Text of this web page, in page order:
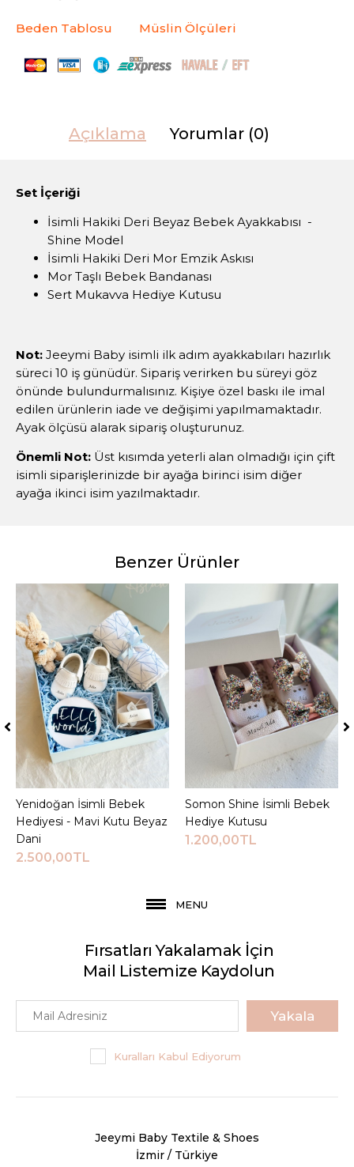
Beden Tablosu Müslin Ölçüleri
Açıklama Yorumlar (0)
Set İçeriği
İsimli Hakiki Deri Beyaz Bebek Ayakkabısı -
Shine Model
İsimli Hakiki Deri Mor Emzik Askısı
Mor Taşlı Bebek Bandanası
Sert Mukavva Hediye Kutusu
Not: Jeeymi Baby isimli ilk adım ayakkabıları hazırlık
süreci 10 iş günüdür. Sipariş verirken bu süreyi göz
önünde bulundurmalısınız. Kişiye özel baskı ile imal
edilen ürünlerin iade ve değişimi yapılmamaktadır.
Ayak ölçüsü alarak sipariş oluşturunuz.
Önemli Not: Üst kısımda yeterli alan olmadığı için çift
isimli siparişlerinizde bir ayağa birinci isim diğer
ayağa ikinci isim yazılmaktadır.
Benzer Ürünler
Sepete Ekle
Yenidoğan İsimli Bebek
Hediyesi - Mavi Kutu Beyaz
Dani
2.500,00TL
Sepete Ekle
Somon Shine İsimli Bebek
Hediye Kutusu
1.200,00TL
MENU
Fırsatları Yakalamak İçin
Mail Listemize Kaydolun
Yakala
Kuralları Kabul Ediyorum
Jeeymi Baby Textile & Shoes
İzmir / Türkiye